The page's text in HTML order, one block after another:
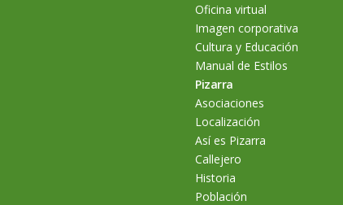
Oficina virtual
Imagen corporativa
Cultura y Educación
Manual de Estilos
Pizarra
Asociaciones
Localización
Así es Pizarra
Callejero
Historia
Población